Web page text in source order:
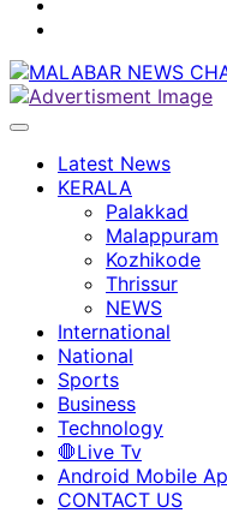
Latest News
KERALA
Palakkad
Malappuram
Kozhikode
Thrissur
NEWS
International
National
Sports
Business
Technology
🛑Live Tv
Android Mobile
CONTACT US